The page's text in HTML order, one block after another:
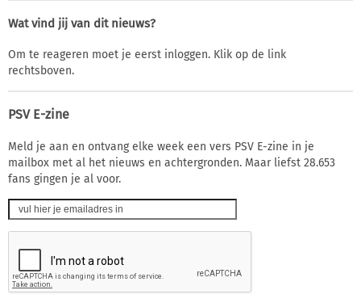
Wat vind jij van dit nieuws?
Om te reageren moet je eerst inloggen. Klik op de link
rechtsboven.
PSV E-zine
Meld je aan en ontvang elke week een vers PSV E-zine in je
mailbox met al het nieuws en achtergronden. Maar liefst 28.653
fans gingen je al voor.